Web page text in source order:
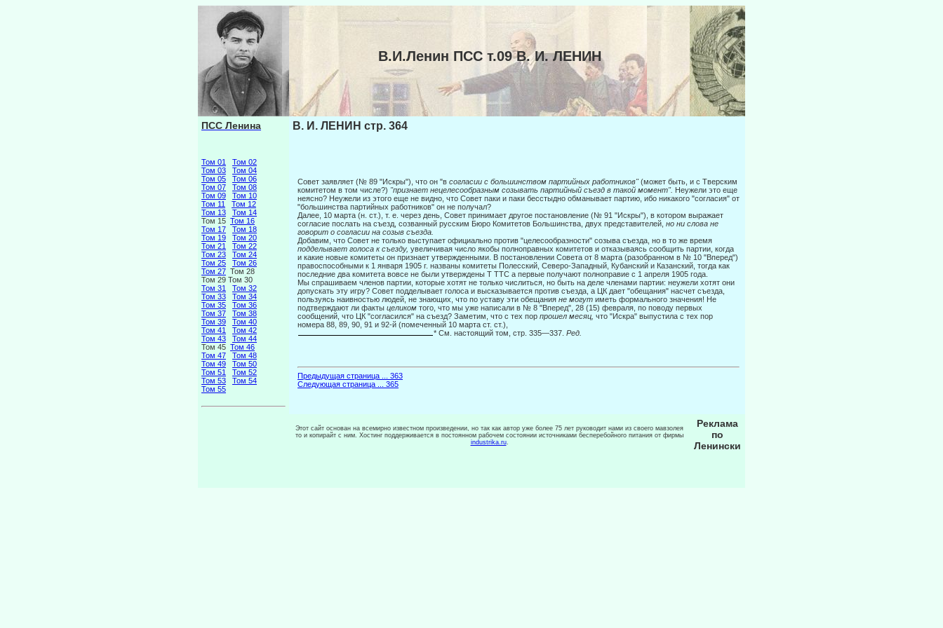
В.И.Ленин ПСС т.09 В. И. ЛЕНИН
ПСС Ленина
Том 01
Том 02
Том 03
Том 04
Том 05
Том 06
Том 07
Том 08
Том 09
Том 10
Том 11
Том 12
Том 13
Том 14
Том 15 Том 16
Том 17
Том 18
Том 19
Том 20
Том 21
Том 22
Том 23
Том 24
Том 25
Том 26
Том 27 Том 28
Том 29 Том 30
Том 31
Том 32
Том 33
Том 34
Том 35
Том 36
Том 37
Том 38
Том 39
Том 40
Том 41
Том 42
Том 43
Том 44
Том 45 Том 46
Том 47
Том 48
Том 49
Том 50
Том 51
Том 52
Том 53
Том 54
Том 55
В. И. ЛЕНИН стр. 364
Совет заявляет (№ 89 "Искры"), что он "в согласии с большинством партийных ра­ботников"(может быть, и с Тверским
комитетом в том числе?) "признает нецелесооб­разным созывать партийный съезд в такой момент". Неужели это еще
неясно? Неу­жели из этого еще не видно, что Совет паки и паки бесстыдно обманывает партию, ибо никакого "согласия" от
"большинства партийных работников" он не получал?
Далее, 10 марта (н. ст.), т. е. через день, Совет принимает другое постановление (№ 91 "Искры"), в котором выражает
согласие послать на съезд, созванный русским Бюро Комитетов Большинства, двух представителей, но ни слова не
говорит о согласии на созыв съезда.
Добавим, что Совет не только выступает официально против "целесообразности" созыва съезда, но в то же время
подделывает голоса к съезду, увеличивая число якобы полноправных комитетов и отказываясь сообщить партии, когда
и какие новые комите­ты он признает утвержденными. В постановлении Совета от 8 марта (разобранном в № 10 "Вперед")
правоспособными к 1 января 1905 г. названы комитеты Полесский, Северо-Западный, Кубанский и Казанский, тогда как
последние два комитета вовсе не были утверждены Τ TTC a первые получают полноправие с 1 апреля 1905 года.
Мы спрашиваем членов партии, которые хотят не только числиться, но быть на деле членами партии: неужели хотят они
допускать эту игру? Совет подделывает голоса и высказывается против съезда, а ЦК дает "обещания" насчет съезда,
пользуясь наивно­стью людей, не знающих, что по уставу эти обещания не могут иметь формального значения! Не
подтверждают ли факты целиком того, что мы уже написали в № 8 "Впе­ред", 28 (15) февраля, по поводу первых
сообщений, что ЦК "согласился" на съезд? Заметим, что с тех пор прошел месяц, что "Искра" выпустила с тех пор
номера 88, 89, 90, 91 и 92-й (помеченный 10 марта ст. ст.),
* См. настоящий том, стр. 335—337. Ред.
Предыдущая страница ... 363
Следующая страница ... 365
Этот сайт основан на всемирно известном произведении, но так как автор уже более 75 лет руководит нами из своего мавзолея
то и копирайт с ним. Хостинг поддерживается в постоянном рабочем состоянии источниками бесперебойного питания от фирмы
industrika.ru.
Реклама
по
Ленински